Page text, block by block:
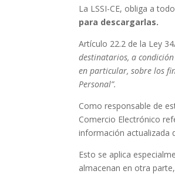
La LSSI-CE, obliga a
para descargarlas.
Artículo 22.2 de la Ley
destinatarios, a
en particular, sobre los
Personal”.
Como responsable de
Comercio Electrónico
información actualizada
Esto se aplica
almacenan en otra